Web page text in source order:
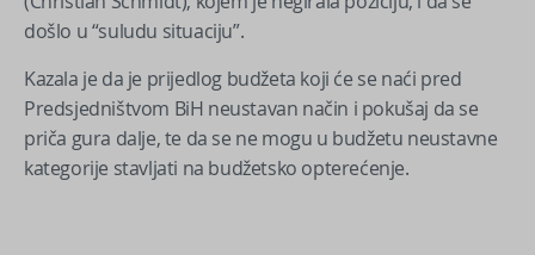
došlo u “suludu situaciju”.
Kazala je da je prijedlog budžeta koji će se naći pred
Predsjedništvom BiH neustavan način i pokušaj da se
priča gura dalje, te da se ne mogu u budžetu neustavne
kategorije stavljati na budžetsko opterećenje.